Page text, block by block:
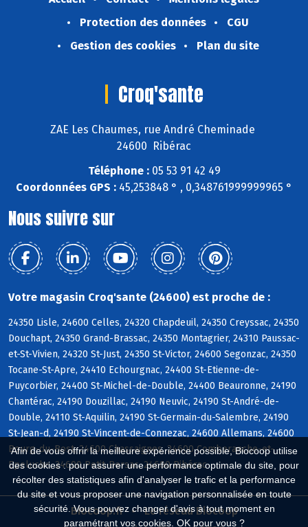
Afin de vous offrir la meilleure expérience possible, Biocoop utilise
des cookies : pour assurer une performance optimale du site, pour
récolter des statistiques afin d'analyser le trafic et la performance
du site et vous proposer une navigation personnalisée en toute
sécurité. Vous pouvez changer d'avis à tout moment en
paramétrant vos cookies. OK pour vous ?
Protection des données
CGU
Gestion des cookies
Plan du site
Croq'sante
ZAE Les Chaumes, rue André Cheminade
24600 Ribérac
Téléphone :05 53 91 42 49
Coordonnées GPS : 45,253848 ° , 0,348761999999965 °
Nous suivre sur
Votre magasin Croq'sante (24600) est proche de :
24350 Lisle, 24600 Celles, 24320 Chapdeuil, 24350 Creyssac, 24350
Douchapt, 24350 Grand-Brassac, 24350 Montagrier, 24310 Paussac-
et-St-Vivien, 24320 St-Just, 24350 St-Victor, 24600 Segonzac, 24350
Tocane-St-Apre, 24410 Echourgnac, 24400 St-Etienne-de-
Puycorbier, 24400 St-Michel-de-Double, 24400 Beauronne, 24190
Chantérac, 24190 Douzillac, 24190 Neuvic, 24190 St-André-de-
Double, 24110 St-Aquilin, 24190 St-Germain-du-Salembre, 24190
St-Jean-d, 24190 St-Vincent-de-Connezac, 24600 Allemans, 24600
Bourg-du-Bost, 24600 Chassaignes, 24600 Comberanche-et-
Epeluche, 24600 Petit-Bersac, 24600 Ribérac
Biocoop.fr
Le réseau Biocoop